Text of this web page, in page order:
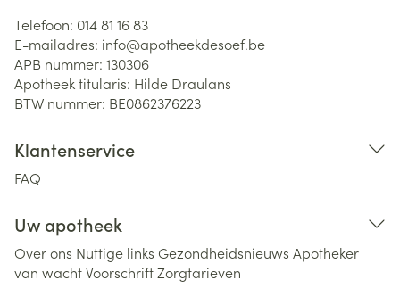
Telefoon: 014 81 16 83
E-mailadres: info@apotheekdesoef.be
APB nummer: 130306
Apotheek titularis: Hilde Draulans
BTW nummer: BE0862376223
Klantenservice
FAQ
Uw apotheek
Over ons Nuttige links Gezondheidsnieuws Apotheker
van wachtVoorschriftZorgtarieven